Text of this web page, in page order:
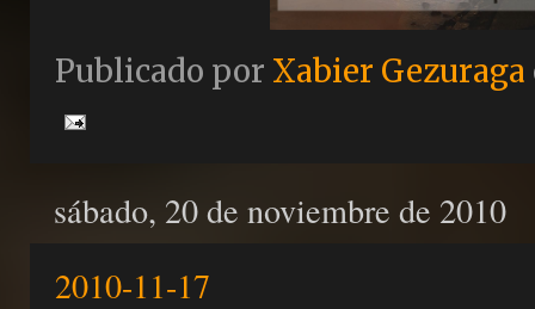
Publicado por Xabier Gezuraga
sábado, 20 de noviembre de 2010
2010-11-17